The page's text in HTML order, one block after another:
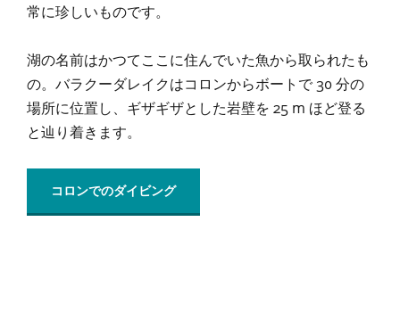
常に珍しいものです。
湖の名前はかつてここに住んでいた魚から取られたも
の。バラクーダレイクはコロンからボートで 30 分の
場所に位置し、ギザギザとした岩壁を 25 m ほど登る
と辿り着きます。
コロンでのダイビング